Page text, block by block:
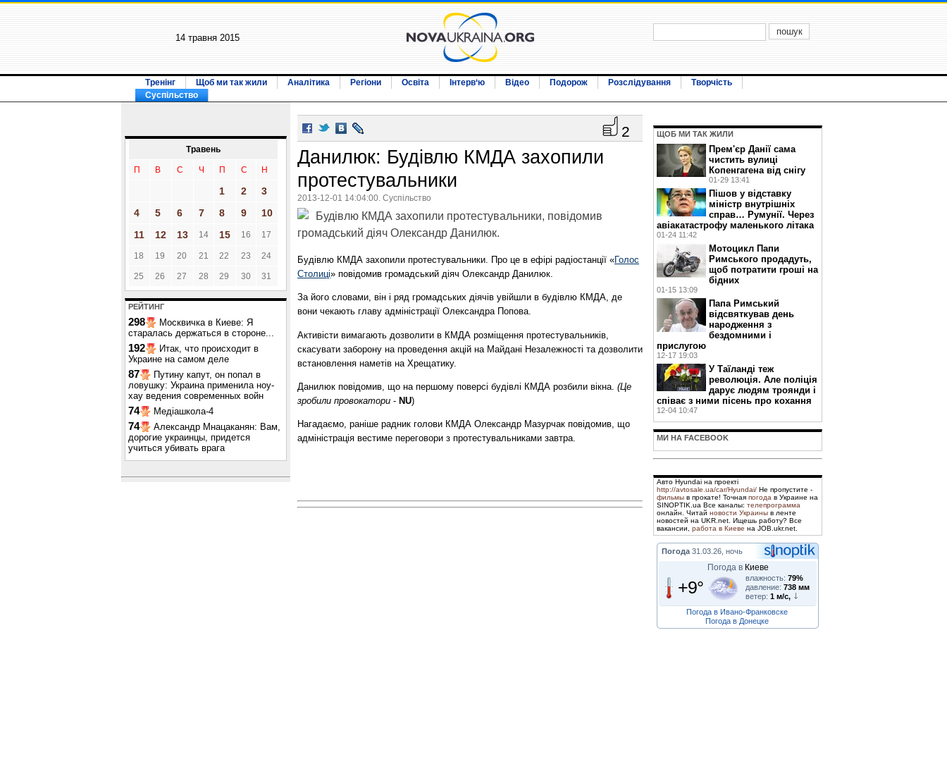
14 травня 2015
Тренінг Щоб ми так жили Аналітика Регіони Освіта Інтерв‘ю Відео Подорож Розслідування
Творчість
Суспільство
Травень
П В С Ч П С Н
1 2
3
4
5 6 7 8 9
10
11
12 13 14 15 16 17
18 19 20 21 22 23 24
25 26 27 28 29 30 31
РЕЙТИНГ
298
Москвичка в Киеве: Я
старалась держаться в стороне...
192
Итак, что происходит в
Украине на самом деле
87
Путину капут, он попал в
ловушку: Украина применила ноу-
хау ведения современных войн
74 Медіашкола-4
74
Александр Мнацаканян: Вам,
дорогие украинцы, придется
учиться убивать врага
2
Данилюк: Будівлю КМДА захопили
протестувальники
2013-12-01 14:04:00. Суспільство
Будівлю КМДА захопили протестувальники, повідомив
громадський діяч Олександр Данилюк.
Будівлю КМДА захопили протестувальники. Про це в ефірі радіостанції «Голос
Столиці» повідомив громадський діяч Олександр Данилюк.
За його словами, він і ряд громадських діячів увійшли в будівлю КМДА, де
вони чекають главу адміністрації Олександра Попова.
Активісти вимагають дозволити в КМДА розміщення протестувальників,
скасувати заборону на проведення акцій на Майдані Незалежності та дозволити
встановлення наметів на Хрещатику.
Данилюк повідомив, що на першому поверсі будівлі КМДА розбили вікна. (Це
зробили провокатори - NU)
Нагадаємо, раніше радник голови КМДА Олександр Мазурчак повідомив, що
адміністрація вестиме переговори з протестувальниками завтра.
ЩОБ МИ ТАК ЖИЛИ
Прем'єр Данії сама
чистить вулиці
Копенгагена від снігу
01-29 13:41
Пішов у відставку
міністр внутрішніх
справ… Румунії. Через
авіакатастрофу маленького літака
01-24 11:42
Мотоцикл Папи
Римського продадуть,
щоб потратити гроші на
бідних
01-15 13:09
Папа Римський
відсвяткував день
народження з
бездомними і
прислугою
12-17 19:03
У Таїланді теж
революція. Але поліція
дарує людям троянди і
співає з ними пісень про кохання
12-04 10:47
МИ НА FACEBOOK
Авто Hyundai на проекті
http://avtosale.ua/car/Hyundai/ Не пропустите -
фильмы в прокате! Точная погода в Украине на
SINOPTIK.ua Все каналы: телепрограмма
онлайн. Читай новости Украины в ленте
новостей на UKR.net. Ищешь работу? Все
вакансии, работа в Киеве на JOB.ukr.net.
Погода 31.03.26, ночь
Погода в Киеве
+9° влажность: 79%
давление: 738 мм
ветер: 1 м/с,
Погода в Ивано-Франковске
Погода в Донецке